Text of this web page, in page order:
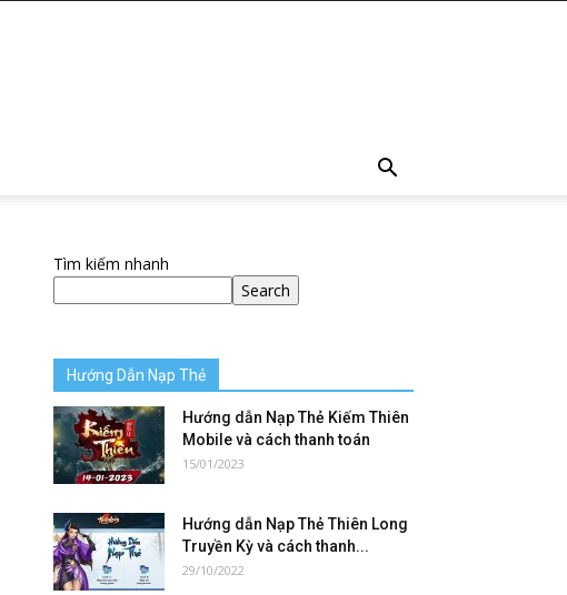
Tìm kiếm nhanh
Search
Hướng Dẫn Nạp Thẻ
Hướng dẫn Nạp Thẻ Kiếm Thiên
Mobile và cách thanh toán
15/01/2023
Hướng dẫn Nạp Thẻ Thiên Long
Truyền Kỳ và cách thanh...
29/10/2022